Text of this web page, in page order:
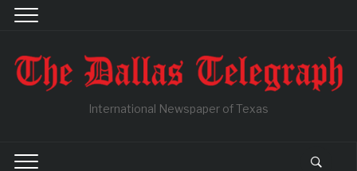
International Newspaper of Texas